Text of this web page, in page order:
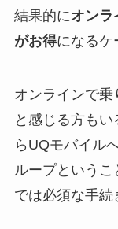
結果的にオンラ
がお得になるケ
オンラインで
と感じる方も
らUQモバイル
ループというこ
では必須な手続